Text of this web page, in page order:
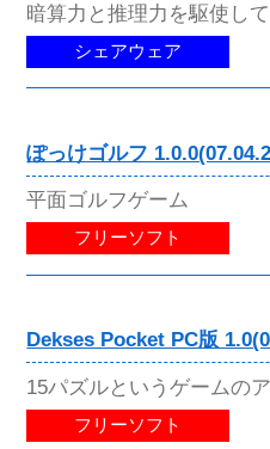
暗算力と推理力を駆使し
シェアウェア
ぽっけゴルフ
平面ゴルフゲーム
フリーソフト
Dekses Pocket PC版
15パズルというゲームの
フリーソフト